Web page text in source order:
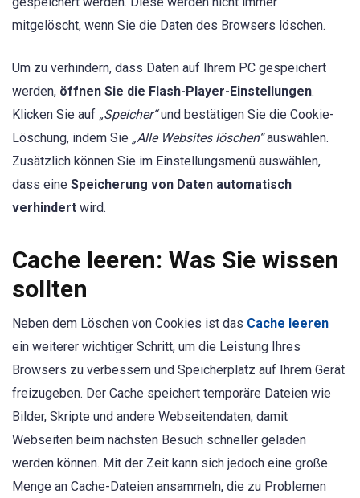
mitgelöscht, wenn Sie die Daten des Browsers löschen.
Um zu verhindern, dass Daten auf Ihrem PC gespeichert
werden, öffnen Sie die Flash-Player-Einstellungen.
Klicken Sie auf „Speicher“und bestätigen Sie die Cookie-
Löschung, indem Sie „Alle Websites löschen“auswählen.
Zusätzlich können Sie im Einstellungsmenü auswählen,
dass eine Speicherung von Daten automatisch
verhindert wird.
Cache leeren: Was Sie wissen
sollten
Neben dem Löschen von Cookies ist das Cache leeren
ein weiterer wichtiger Schritt, um die Leistung Ihres
Browsers zu verbessern und Speicherplatz auf Ihrem Gerät
freizugeben. Der Cache speichert temporäre Dateien wie
Bilder, Skripte und andere Webseitendaten, damit
Webseiten beim nächsten Besuch schneller geladen
werden können. Mit der Zeit kann sich jedoch eine große
Menge an Cache-Dateien ansammeln, die zu Problemen